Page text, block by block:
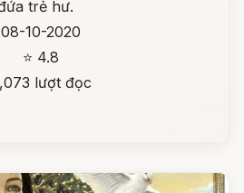
trẻ hư.
08-10-2020
⭐ 4.8
lượt đọc